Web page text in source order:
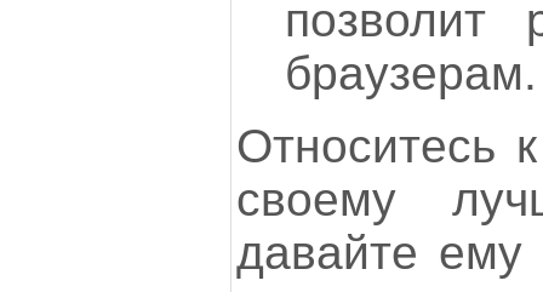
позволит
браузерам.
Относитесь
своему
давайте ему